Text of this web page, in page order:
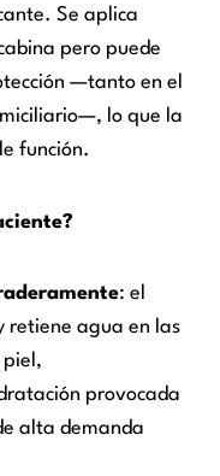
Se aplica
pero puede
—tanto en el
lo que la
función.
: el
retiene agua en las
piel,
provocada
alta demanda